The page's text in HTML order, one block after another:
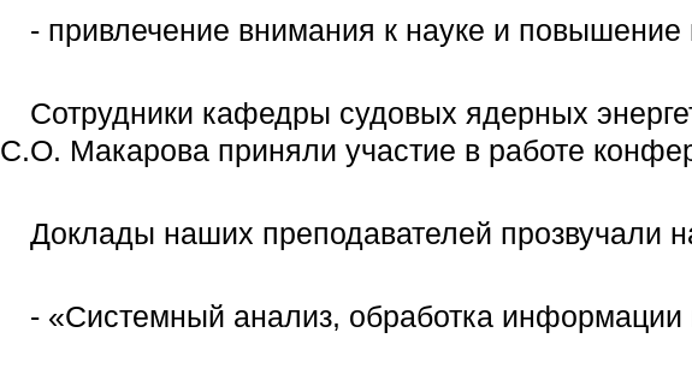
- привлечение внимания к науке и повышение
Сотрудники кафедры судовых ядерных
С.О. Макарова приняли участие в работе
Доклады наших преподавателей прозвучали
- «Системный анализ, обработка информации